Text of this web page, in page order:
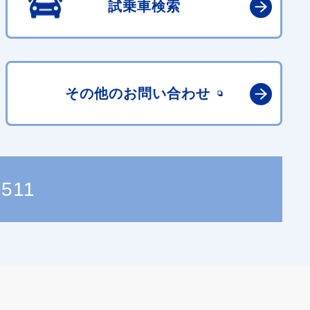
試乗車検索
その他のお問い合わせ